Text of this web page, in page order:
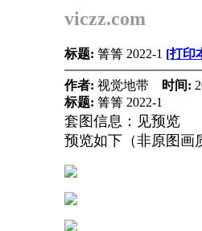
viczz.com
标题: 箐箐 2022-1 [打印
作者: 视觉地带 时间:
标题: 箐箐 2022-1
套图信息：见预览
预览如下（非原图画